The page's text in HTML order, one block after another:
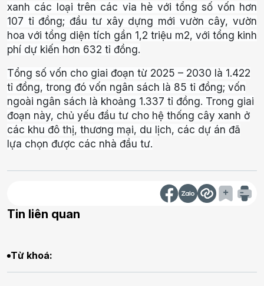
xanh các loại trên các vỉa hè với tổng số vốn hơn
107 tỉ đồng; đầu tư xây dựng mới vườn cây, vườn
hoa với tổng diện tích gần 1,2 triệu m2, với tổng kinh
phí dự kiến hơn 632 tỉ đồng.
Tổng số vốn cho giai đoạn từ 2025 – 2030 là 1.422
tỉ đồng, trong đó vốn ngân sách là 85 tỉ đồng; vốn
ngoài ngân sách là khoảng 1.337 tỉ đồng. Trong giai
đoạn này, chủ yếu đầu tư cho hệ thống cây xanh ở
các khu đô thị, thương mại, du lịch, các dự án đã
lựa chọn được các nhà đầu tư.
Tin liên quan
Từ khoá: